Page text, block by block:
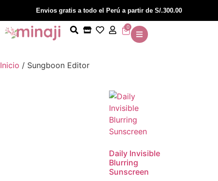
Envios gratis a todo el Perú a partir de S/.300.00
0
Inicio / Sungboon Editor
Daily Invisible
Blurring
Sunscreen